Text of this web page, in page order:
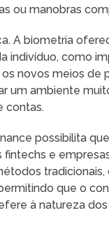
ou manobras
A biometria
indivíduo, como
novos meios
um ambiente
contas.
possibilita
fintechs e
que o
à natureza